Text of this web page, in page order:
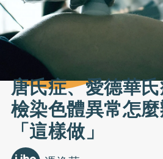
唐氏症、愛德華
檢染色體異常怎
「這樣做」